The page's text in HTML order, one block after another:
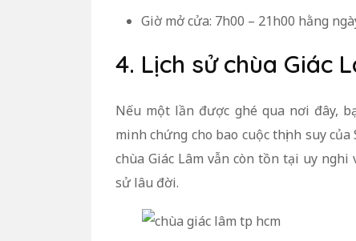
Giờ mở cửa: 7h00 – 21h00 hằng
4. Lịch sử chùa Giác
Nếu một lần được ghé qua nơi đây,
minh chứng cho bao cuộc thịnh suy
chùa Giác Lâm vẫn còn tồn tại uy
sử lâu đời.